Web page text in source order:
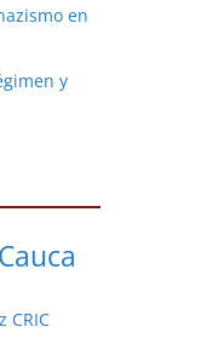
en
y
Cauca
CRIC